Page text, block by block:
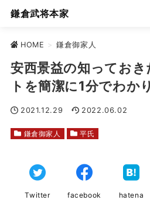
鎌倉武将本家
HOME > 鎌倉御家人
安西景益の知ってお
トを簡潔に1分でわか
2021.12.29 2022.06.02
鎌倉御家人 平氏
Twitter facebook hatena